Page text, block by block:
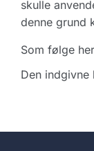
skulle
denne grund
Som følge
Den